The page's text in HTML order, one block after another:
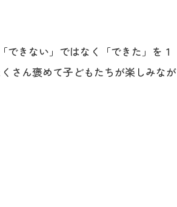
できない」ではなく「できた」を１
さん褒めて子どもたちが楽しみなが